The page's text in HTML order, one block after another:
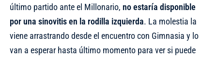
último partido ante el Millonario, no estaría disponible
por una sinovitis en la rodilla izquierda. La molestia la
viene arrastrando desde el encuentro con Gimnasia y lo
van a esperar hasta último momento para ver si puede